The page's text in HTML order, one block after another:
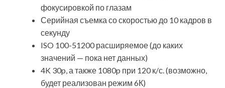
фокусировкой по глазам
Серийная съемка со скоростью до 10 кадров в
секунду
ISO 100-51200 расширяемое (до каких
значений — пока нет данных)
4K 30p, а также 1080p при 120 к/с. (возможно,
будет реализован режим 6К)